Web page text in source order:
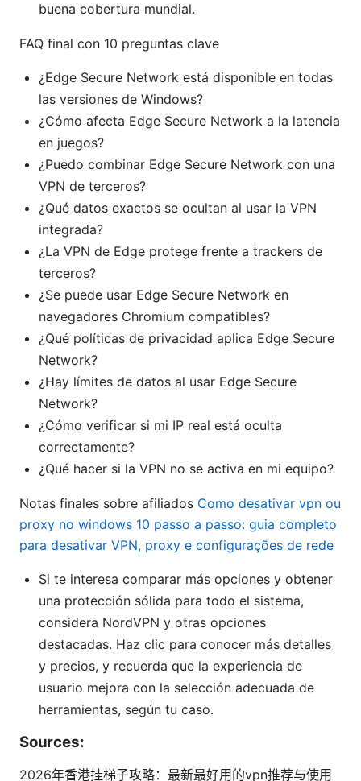
buena cobertura mundial.
FAQ final con 10 preguntas clave
¿Edge Secure Network está disponible en todas
las versiones de Windows?
¿Cómo afecta Edge Secure Network a la latencia
en juegos?
¿Puedo combinar Edge Secure Network con una
VPN de terceros?
¿Qué datos exactos se ocultan al usar la VPN
integrada?
¿La VPN de Edge protege frente a trackers de
terceros?
¿Se puede usar Edge Secure Network en
navegadores Chromium compatibles?
¿Qué políticas de privacidad aplica Edge Secure
Network?
¿Hay límites de datos al usar Edge Secure
Network?
¿Cómo verificar si mi IP real está oculta
correctamente?
¿Qué hacer si la VPN no se activa en mi equipo?
Notas finales sobre afiliados Como desativar vpn ou
proxy no windows 10 passo a passo: guia completo
para desativar VPN, proxy e configurações de rede
Si te interesa comparar más opciones y obtener
una protección sólida para todo el sistema,
considera NordVPN y otras opciones
destacadas. Haz clic para conocer más detalles
y precios, y recuerda que la experiencia de
usuario mejora con la selección adecuada de
herramientas, según tu caso.
Sources:
2026年香港挂梯子攻略：最新最好用的vpn推荐与使用